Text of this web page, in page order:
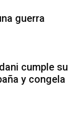
guerra
cumple su
y congela